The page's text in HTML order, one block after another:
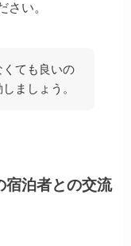
さい。
ても良いの
ましょう。
宿泊者との交流